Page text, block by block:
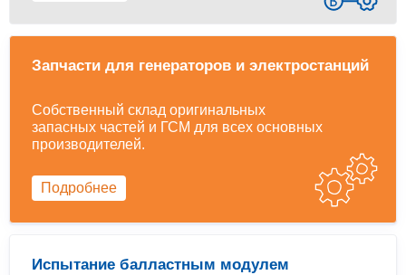
Запчасти для генераторов и электростанций
Собственный склад оригинальных
запасных частей и ГСМ для всех основных
производителей.
Подробнее
Испытание балластным модулем